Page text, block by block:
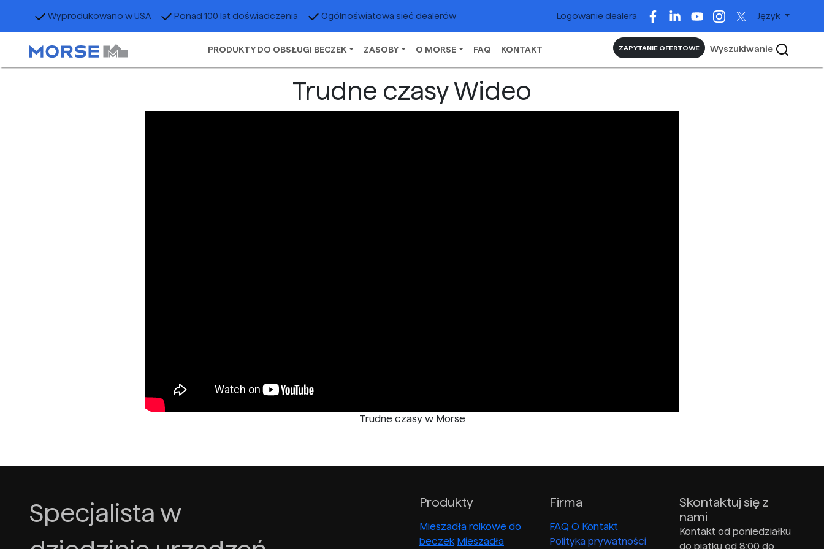
Wyprodukowano w USA Ponad 100 lat doświadczenia Ogólnoświatowa sieć dealerów Logowanie dealera Język
PRODUKTY DO OBSŁUGI BECZEK ZASOBY O MORSE FAQ KONTAKT ZAPYTANIE OFERTOWE Wyszukiwanie
Trudne czasy Wideo
Trudne czasy w Morse
Specjalista w
Produkty
Mieszadła rolkowe do
beczek Mieszadła
Firma
FAQ O Kontakt
Polityka prywatności
Skontaktuj się z
nami
Kontakt od poniedziałku
do piątku od 8:00 do